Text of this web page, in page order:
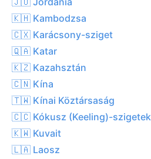
🇰🇭 Kambodzsa
🇨🇽 Karácsony-sziget
🇶🇦 Katar
🇰🇿 Kazahsztán
🇨🇳 Kína
🇹🇼 Kínai Köztársaság
🇨🇨 Kókusz (Keeling)-szigetek
🇰🇼 Kuvait
🇱🇦 Laosz